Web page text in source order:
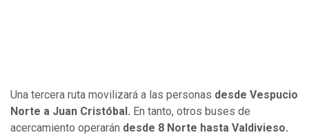
Una tercera ruta movilizará a las personas desde Vespucio
Norte a Juan Cristóbal. En tanto, otros buses de
acercamiento operarán desde 8 Norte hasta Valdivieso.